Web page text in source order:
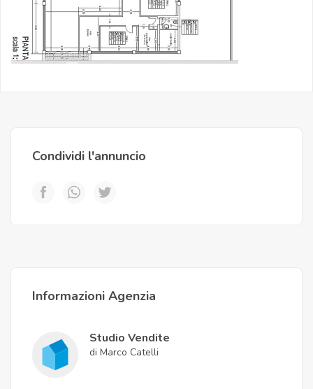
Condividi l'annuncio
Informazioni Agenzia
Studio Vendite
di Marco Catelli